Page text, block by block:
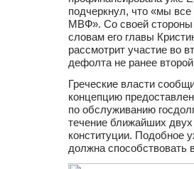
подчеркнул, что «мы
МВФ». Со своей
словам его главы
рассмотрит участие во
дефолта не ранее
Греческие власти
концепцию
по обслуживанию
течение ближайших
конституции. Подобное
должна способствовать